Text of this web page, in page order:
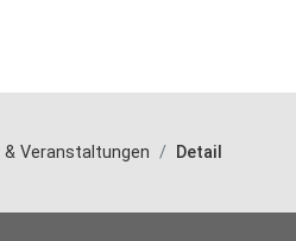
& Veranstaltungen Detail